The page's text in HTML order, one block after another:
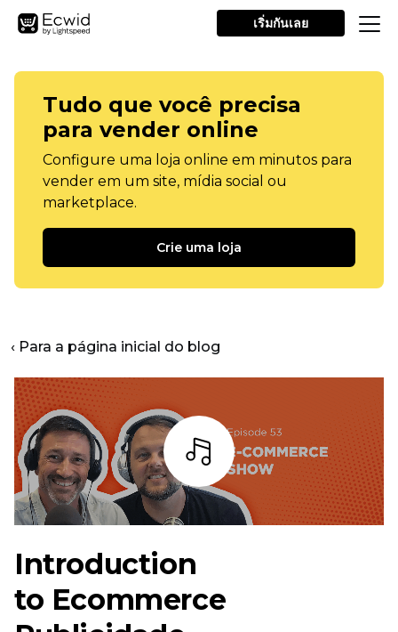
เริ่มกันเลย
Tudo que você precisa
para vender online
Configure uma loja online em minutos para
vender em um site, mídia social ou
marketplace.
Crie uma loja
‹ Para a página inicial do blog
Ouça
Introduction
to Ecommerce